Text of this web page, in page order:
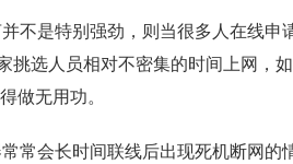
不是特别强劲，则当很多人在线申
挑选人员相对不密集的时间上网，
做无用功。
常会长时间联线后出现死机断网的